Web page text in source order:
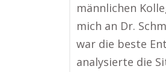
männlichen
mich an Dr.
war die beste
analysierte die